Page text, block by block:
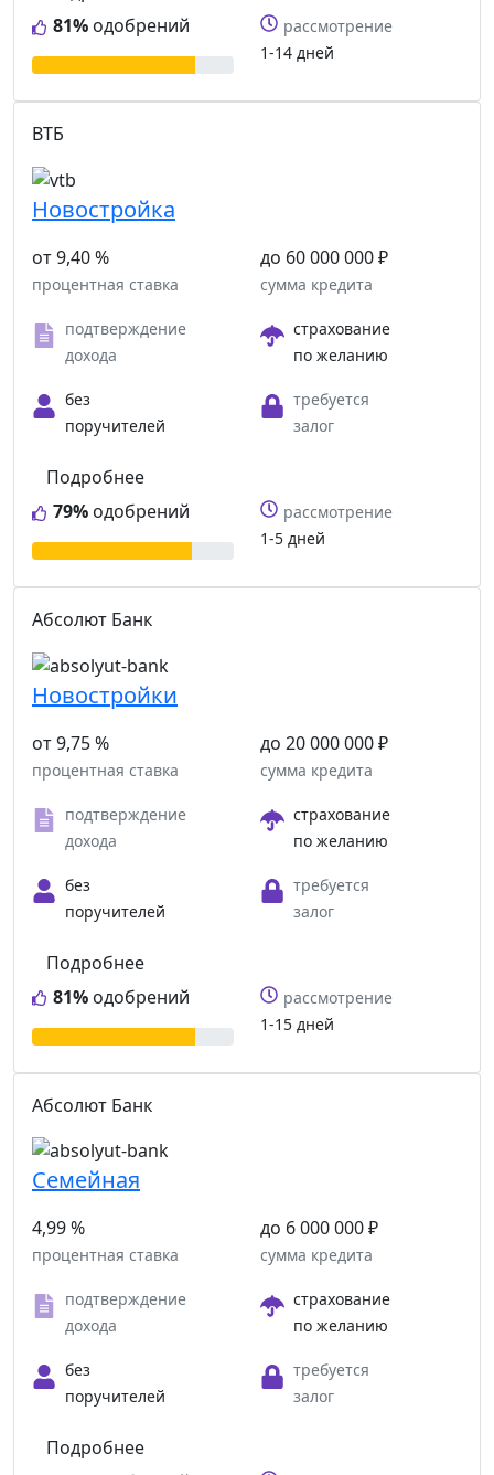
81% одобрений
рассмотрение
1-14 дней
ВТБ
Новостройка
от 9,40 %
процентная ставка
до 60 000 000 ₽
сумма кредита
подтверждение
дохода
страхование
по желанию
без
поручителей
требуется
залог
79% одобрений
Подробнее
рассмотрение
1-5 дней
Абсолют Банк
Новостройки
от 9,75 %
процентная ставка
до 20 000 000 ₽
сумма кредита
подтверждение
дохода
страхование
по желанию
без
поручителей
требуется
залог
81% одобрений
Подробнее
рассмотрение
1-15 дней
Абсолют Банк
Семейная
4,99 %
процентная ставка
до 6 000 000 ₽
сумма кредита
подтверждение
дохода
страхование
по желанию
без
поручителей
требуется
залог
Подробнее